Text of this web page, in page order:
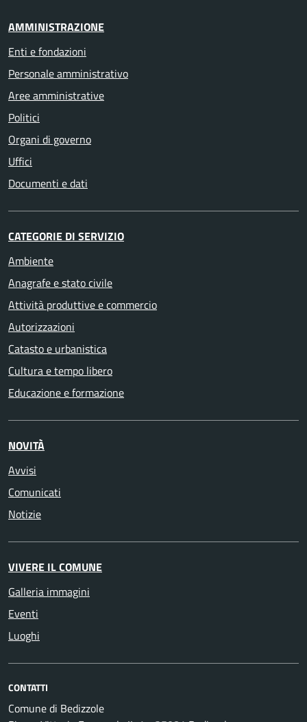
AMMINISTRAZIONE
Enti e fondazioni
Personale amministrativo
Aree amministrative
Politici
Organi di governo
Uffici
Documenti e dati
CATEGORIE DI SERVIZIO
Ambiente
Anagrafe e stato civile
Attività produttive e commercio
Autorizzazioni
Catasto e urbanistica
Cultura e tempo libero
Educazione e formazione
NOVITÀ
Avvisi
Comunicati
Notizie
VIVERE IL COMUNE
Galleria immagini
Eventi
Luoghi
CONTATTI
Comune di Bedizzole